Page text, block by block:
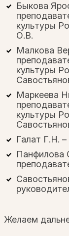
Быкова
культуры
О.В.
Малкова
культуры
Маркеева
культуры
Галат Г.Н.
Панфилова
Желаем